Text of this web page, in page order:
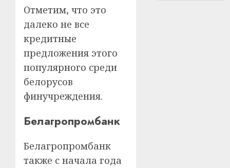
Отметим, что это
далеко не все
кредитные
предложения этого
популярного среди
белорусов
финучреждения.
Белагропромбанк
Белагропромбанк
также с начала года